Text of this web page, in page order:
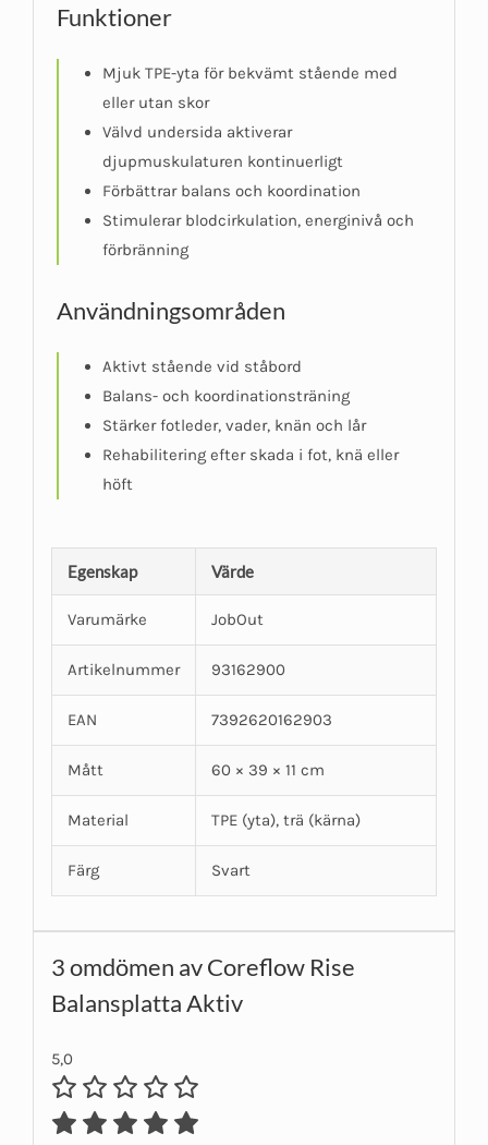
Funktioner
Mjuk TPE-yta för bekvämt stående med
eller utan skor
Välvd undersida aktiverar
djupmuskulaturen kontinuerligt
Förbättrar balans och koordination
Stimulerar blodcirkulation, energinivå och
förbränning
Användningsområden
Aktivt stående vid ståbord
Balans- och koordinationsträning
Stärker fotleder, vader, knän och lår
Rehabilitering efter skada i fot, knä eller
höft
Egenskap Värde
Varumärke JobOut
Artikelnummer 93162900
EAN 7392620162903
Mått 60 × 39 × 11 cm
Material TPE (yta), trä (kärna)
Färg Svart
3 omdömen avCoreflow Rise
Balansplatta Aktiv
5,0